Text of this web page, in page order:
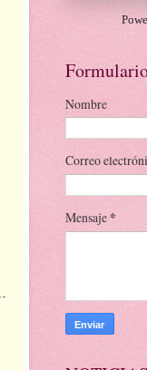
Nombre
Correo
Mensaje *